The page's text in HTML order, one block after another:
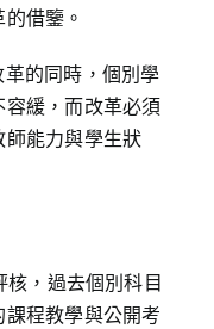
借鑒。
的同時，個別學
緩，而改革必須
能力與學生狀
，過去個別科目
程教學與公開考